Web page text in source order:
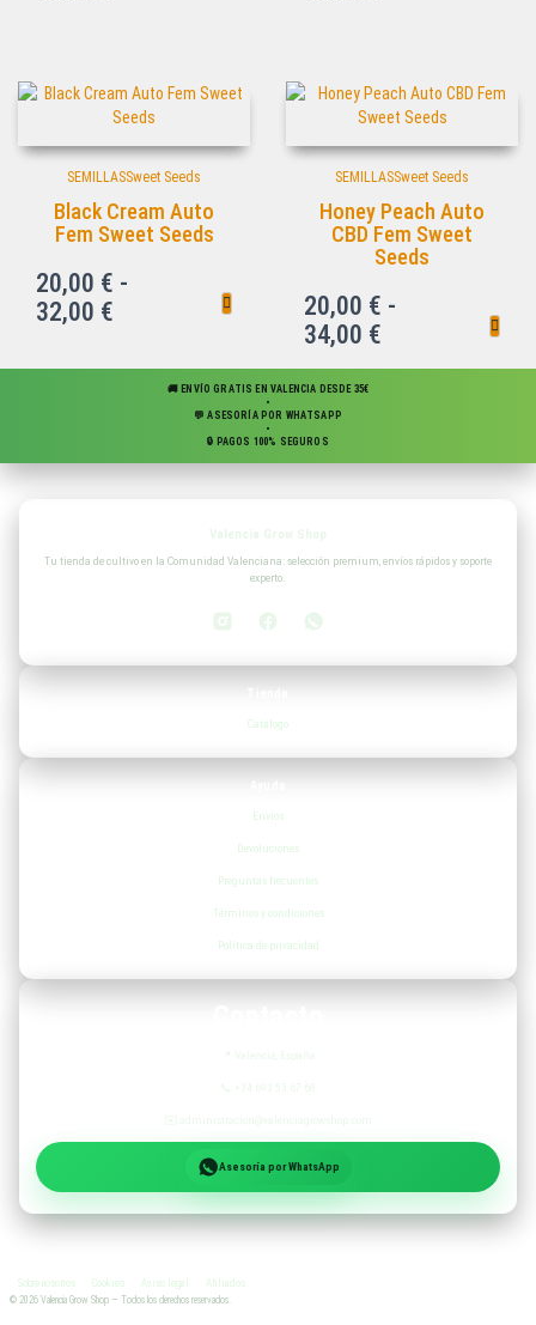
SEMILLASSweet Seeds
Black Cream Auto
Fem Sweet Seeds
20,00 € -
32,00 €
SEMILLASSweet Seeds
Honey Peach Auto
CBD Fem Sweet
Seeds
20,00 € -
34,00 €
🚚 ENVÍO GRATIS EN VALENCIA DESDE 35€
•
💬 ASESORÍA POR WHATSAPP
•
🔒 PAGOS 100% SEGUROS
Tu tienda de cultivo en la Comunidad Valenciana: selección premium, envíos rápidos y soporte
experto.
Catálogo
Envíos
Devoluciones
Preguntas frecuentes
Términos y condiciones
Política de privacidad
Asesoría por WhatsApp
Sobre nosotros Cookies Aviso legal
Afiliados
© 2026 Valencia Grow Shop — Todos los derechos reservados.